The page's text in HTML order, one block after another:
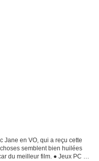
Jane en VO, qui a reçu cette
semblent bien huilées
du meilleur film. ● Jeux PC et